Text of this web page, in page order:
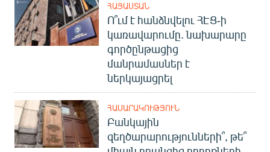
ՀԱՅԱՍՏԱՆ
Ո՞ւմ է հանձնվելու ՀԷՑ-ի
կառավարումը. նախարարը
գործընթացից
մանրամասներ է
ներկայացրել
ՀԱՍԱՐԱԿՈՒԹՅՈՒՆ
Բանկային
զեղծարարությունների՞, թե՞